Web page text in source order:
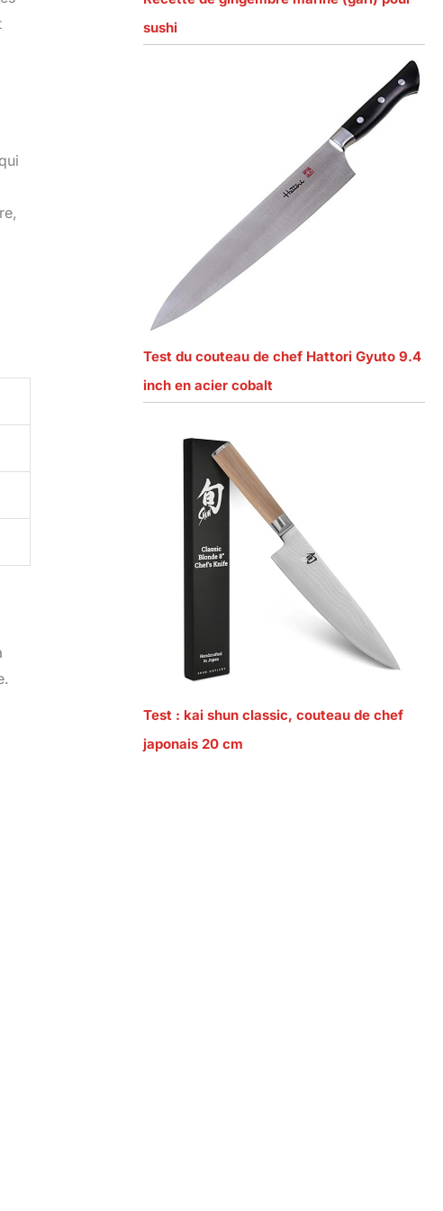
sushi
Test du couteau de chef Hattori Gyuto 9.4
inch en acier cobalt
Test : kai shun classic, couteau de chef
japonais 20 cm